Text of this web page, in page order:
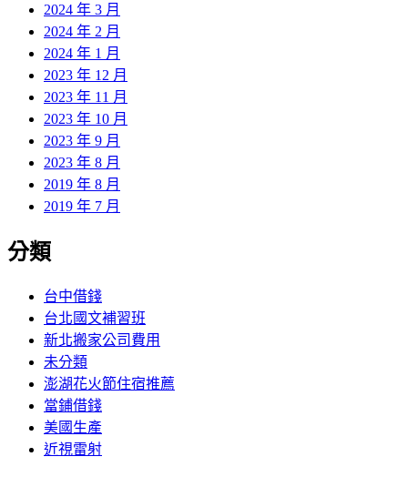
2024 年 3 月
2024 年 2 月
2024 年 1 月
2023 年 12 月
2023 年 11 月
2023 年 10 月
2023 年 9 月
2023 年 8 月
2019 年 8 月
2019 年 7 月
分類
台中借錢
台北國文補習班
新北搬家公司費用
未分類
澎湖花火節住宿推薦
當鋪借錢
美國生產
近視雷射